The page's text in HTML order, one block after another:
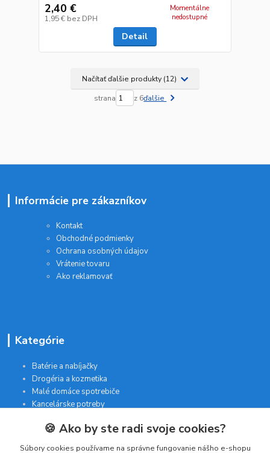
2,40 €
1,95 € bez DPH
Momentálne
nedostupné
Detail
Načítať ďalšie produkty (12)
strana z 6ďalšie
Informácie pre zákazníkov
Kontakt
Obchodné podmienky
Ochrana osobných údajov
Vrátenie tovaru
Ako reklamovať
Kategórie
Batérie a nabíjačky
Drogéria a kozmetika
Malé domáce spotrebiče
Kancelárske potreby
Kontakt
🍪 Ako by ste radi svoje cookies?
Súbory cookies používame na správne fungovanie nášho e-shopu